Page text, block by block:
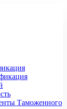
Таможенного